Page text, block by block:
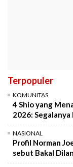
Terpopuler
KOMUNITAS
4 Shio yang
2026:
NASIONAL
Profil Norman
sebut Bakal